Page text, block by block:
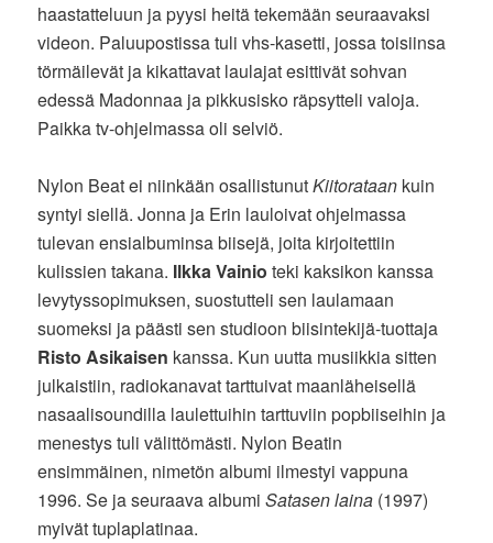
haastatteluun ja pyysi heitä tekemään seuraavaksi
videon. Paluupostissa tuli vhs-kasetti, jossa toisiinsa
törmäilevät ja kikattavat laulajat esittivät sohvan
edessä Madonnaa ja pikkusisko räpsytteli valoja.
Paikka tv-ohjelmassa oli selviö.
Nylon Beat ei niinkään osallistunutKiitorataan kuin
syntyi siellä. Jonna ja Erin lauloivat ohjelmassa
tulevan ensialbuminsa biisejä, joita kirjoitettiin
kulissien takana. Ilkka Vainio teki kaksikon kanssa
levytyssopimuksen, suostutteli sen laulamaan
suomeksi ja päästi sen studioon biisintekijä-tuottaja
Risto Asikaisen kanssa. Kun uutta musiikkia sitten
julkaistiin, radiokanavat tarttuivat maanläheisellä
nasaalisoundilla laulettuihin tarttuviin popbiiseihin ja
menestys tuli välittömästi. Nylon Beatin
ensimmäinen, nimetön albumi ilmestyi vappuna
1996. Se ja seuraava albumiSatasen laina (1997)
myivät tuplaplatinaa.